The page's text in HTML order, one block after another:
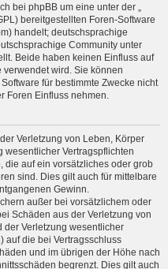
bei phpBB um eine unter der „
bereitgestellten Foren-Software
handelt; deutschsprachige
Community unter
Beide haben keinen Einfluss auf
verwendet wird. Sie können
für bestimmte Zwecke nicht
Foren Einfluss nehmen.
Verletzung von Leben, Körper
wesentlicher Vertragspflichten
die auf ein vorsätzliches oder grob
sind. Dies gilt auch für mittelbare
Gewinn.
außer bei vorsätzlichem oder
Schäden aus der Verletzung von
der Verletzung wesentlicher
auf die bei Vertragsschluss
und im übrigen der Höhe nach
begrenzt. Dies gilt auch